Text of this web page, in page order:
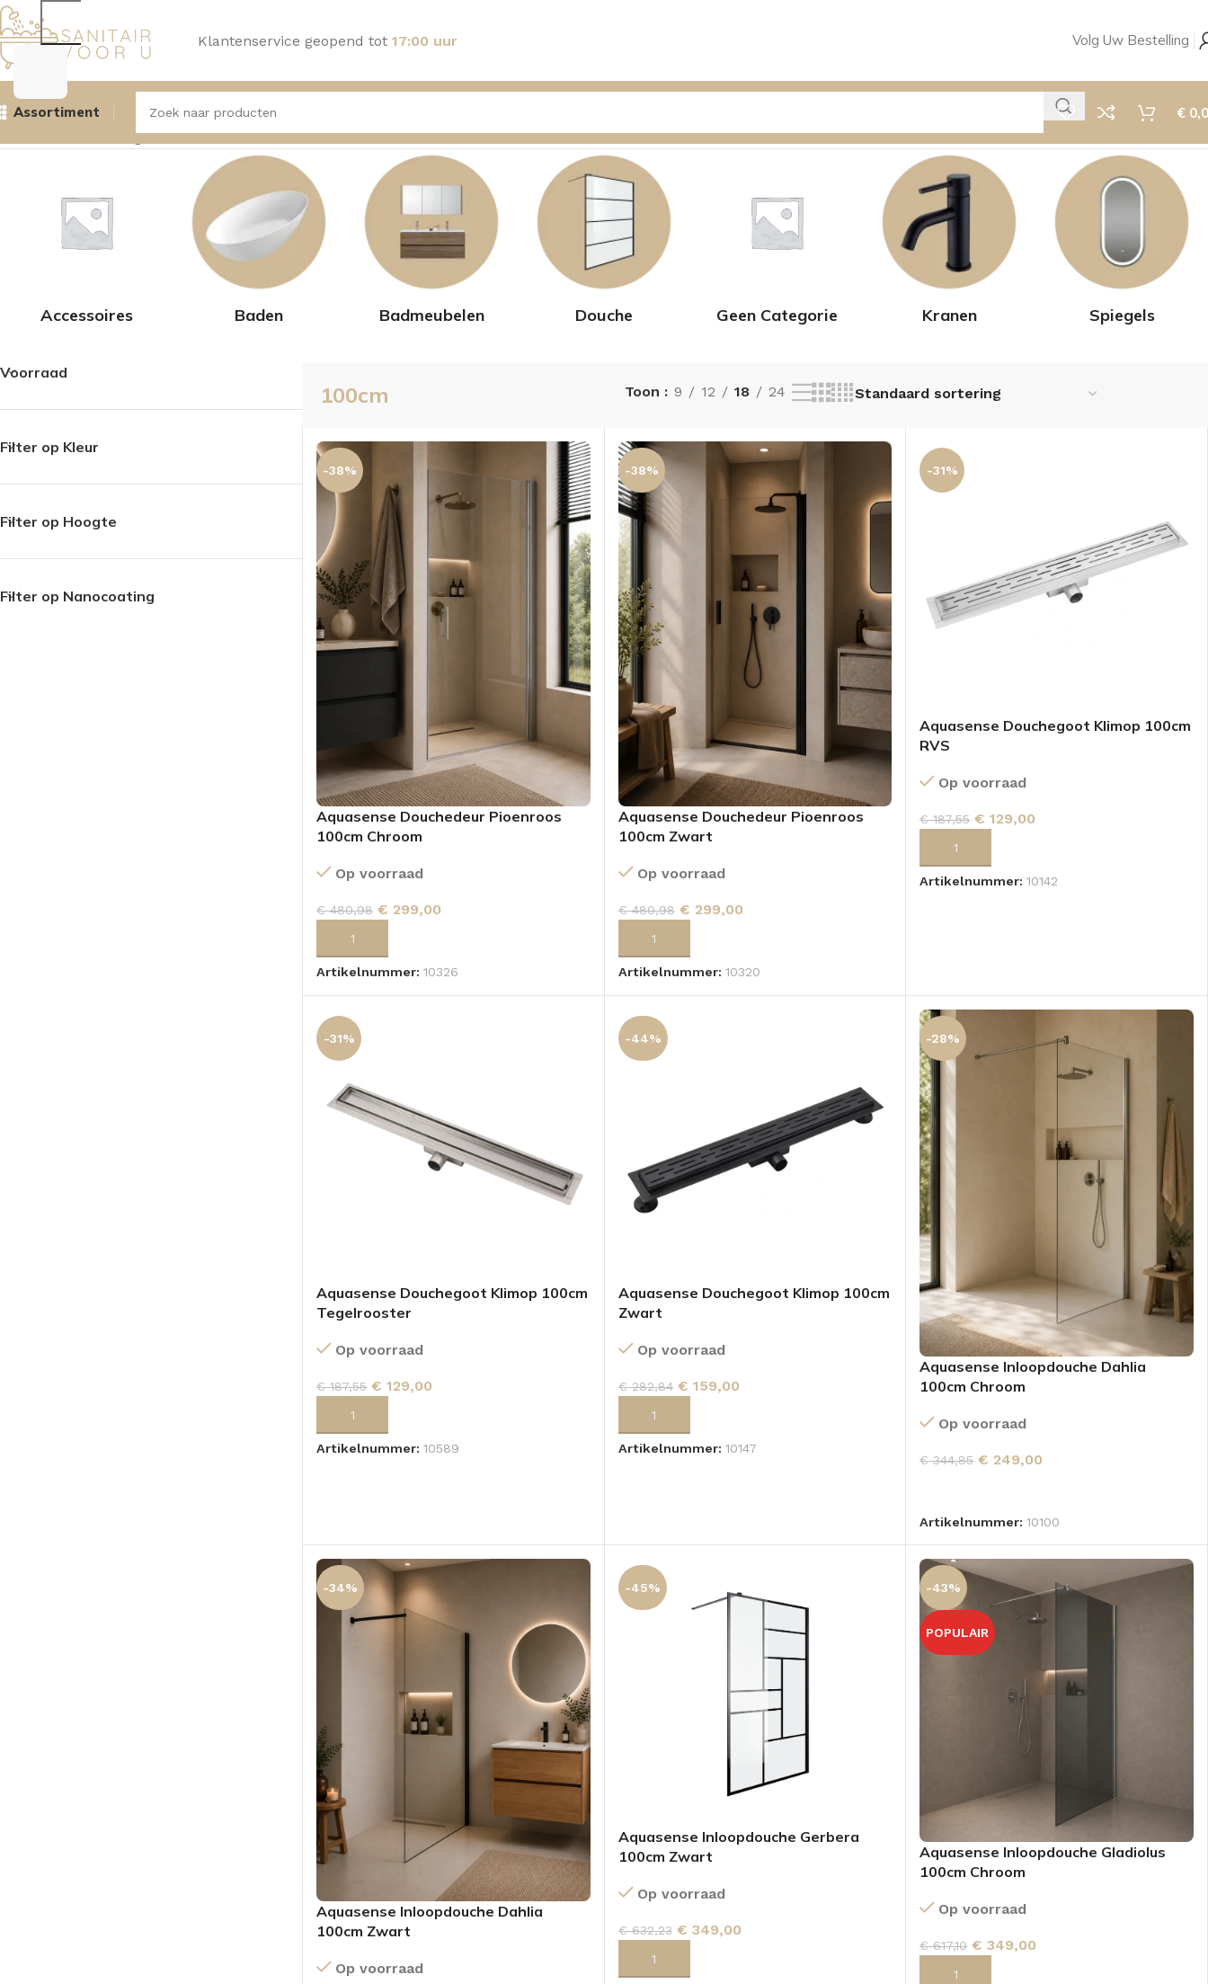
Klantenservice geopend tot 17:00 uur Volg Uw Bestelling
Assortiment
KOLOMKASTEN FONTEINKASTEN OPENVAKKEN SPIEGELKASTEN
€
Product Lengte 100cmToont alle 15 resultaten
Accessoires Baden Badmeubelen Douche Geen Categorie Kranen Spiegels
Voorraad
Filter op Kleur
Filter op Hoogte
Filter op Nanocoating
100cm Toon 9 12 18 24
-38%
Aquasense Douchedeur Pioenroos
100cm Chroom
Op voorraad
€480,98 € 299,00
TOEVOEGEN AAN WINKELWAGEN
Artikelnummer: 10326
-38%
Aquasense Douchedeur Pioenroos
100cm Zwart
Op voorraad
€480,98 € 299,00
TOEVOEGEN AAN WINKELWAGEN
Artikelnummer: 10320
-31%
Aquasense Douchegoot Klimop 100cm
RVS
Op voorraad
€187,55 € 129,00
TOEVOEGEN AAN WINKELWAGEN
Artikelnummer:10142
-31%
Aquasense Douchegoot Klimop 100cm
Tegelrooster
Op voorraad
€187,55 € 129,00
TOEVOEGEN AAN WINKELWAGEN
Artikelnummer: 10589
-44%
Aquasense Douchegoot Klimop 100cm
Zwart
Op voorraad
€282,84 € 159,00
TOEVOEGEN AAN WINKELWAGEN
Artikelnummer: 10147
-28%
Aquasense Inloopdouche Dahlia
100cm Chroom
Op voorraad
€344,85 € 249,00
Artikelnummer:10100
-34%
Aquasense Inloopdouche Dahlia
100cm Zwart
Op voorraad
-45%
Aquasense Inloopdouche Gerbera
100cm Zwart
Op voorraad
€632,23 € 349,00
TOEVOEGEN AAN WINKELWAGEN
-43%
POPULAIR
Aquasense Inloopdouche Gladiolus
100cm Chroom
Op voorraad
€617,10 € 349,00
TOEVOEGEN AAN WINKELWAGEN